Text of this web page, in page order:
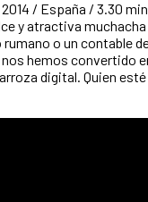
2014 / España / 3.30
y atractiva
o un contable
hemos convertido
digital. Quien